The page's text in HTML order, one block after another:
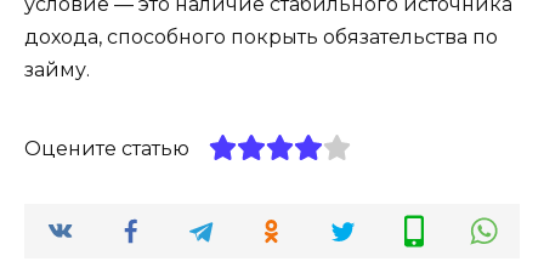
дохода, способного покрыть обязательства по
займу.
Оцените статью